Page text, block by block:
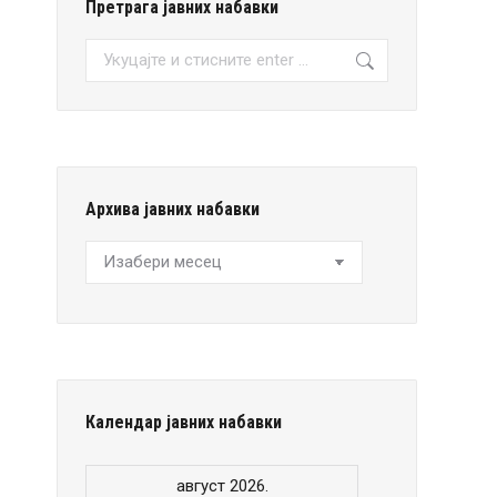
Претрага јавних набавки
Претрага:
Архива јавних набавки
Архива
јавних
Календар јавних набавки
август 2026.